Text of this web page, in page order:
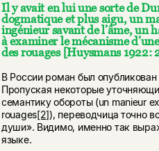
Il y avait en lui une sorte de
dogmatique et plus aigu, un
ingénieur savant de l’âme, un
à examiner le mécanisme
des rouages [Huysmans 1922:
В России роман был
Пропуская некоторые
семантику обороты (un manieur
rouages[2]), переводчица точно
души». Видимо, именно так
языке.